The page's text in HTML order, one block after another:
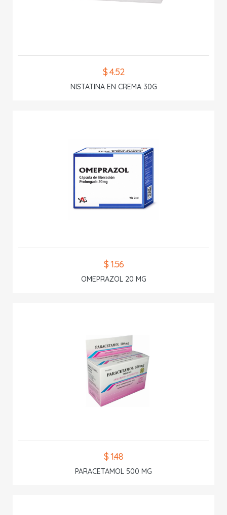
$ 4.52
NISTATINA EN CREMA 30G
$ 1.56
OMEPRAZOL 20 MG
$ 1.48
PARACETAMOL 500 MG